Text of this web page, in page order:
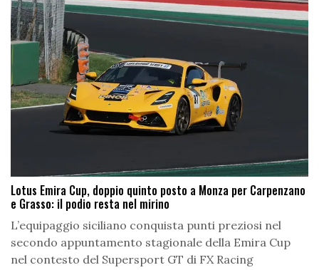
Lotus Emira Cup, doppio quinto posto a Monza per Carpenzano
e Grasso: il podio resta nel mirino
L’equipaggio siciliano conquista punti preziosi nel
secondo appuntamento stagionale della Emira Cup
nel contesto del Supersport GT di FX Racing